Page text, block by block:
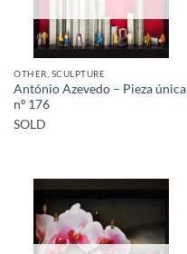
OTHER, SCULPTURE
António Azevedo – Pieza única
nº 176
SOLD